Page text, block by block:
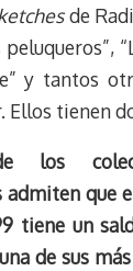
de
peluqueros”,
y tantos
Ellos tienen
los
admiten que
tiene un
de sus